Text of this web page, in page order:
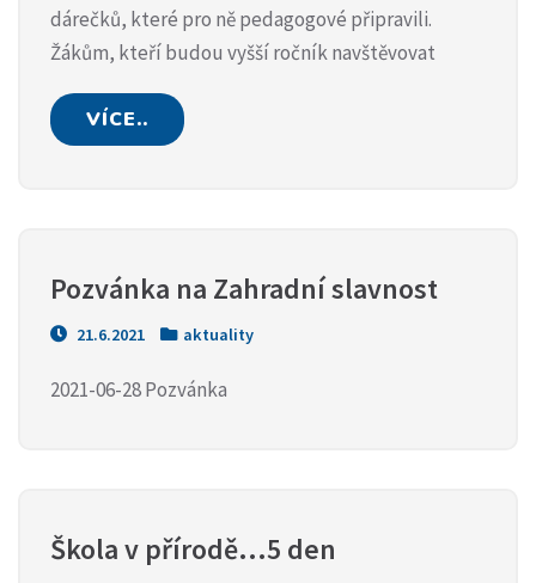
dárečků, které pro ně pedagogové připravili.
Žákům, kteří budou vyšší ročník navštěvovat
VÍCE..
Pozvánka na Zahradní slavnost
21.6.2021 aktuality
2021-06-28 Pozvánka
Škola v přírodě…5 den